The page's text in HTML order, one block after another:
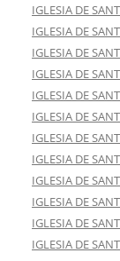
IGLESIA DE
IGLESIA DE
IGLESIA DE
IGLESIA DE
IGLESIA DE
IGLESIA DE
IGLESIA DE
IGLESIA DE
IGLESIA DE
IGLESIA DE
IGLESIA DE
IGLESIA DE